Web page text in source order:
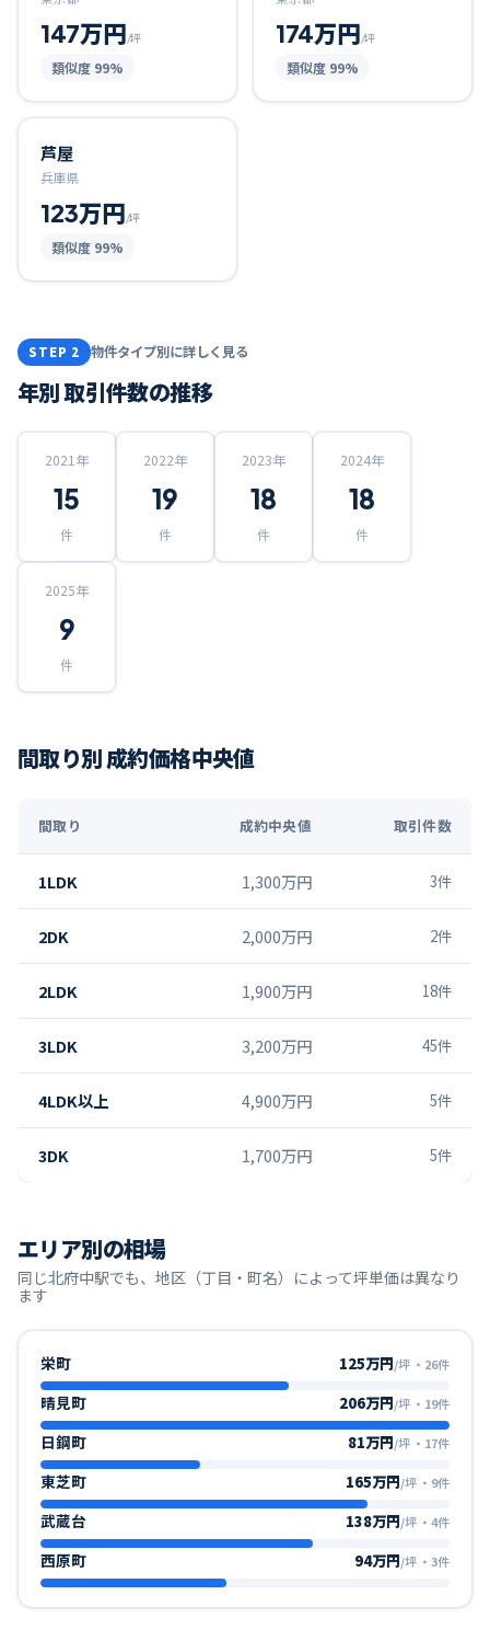
147万円/坪
類似度 99%
174万円/坪
類似度 99%
芦屋
兵庫県
123万円/坪
類似度 99%
STEP 2 物件タイプ別に詳しく見る
年別 取引件数の推移
2021 年
15
件
2022年
19
件
2023年
18
件
2024年
18
件
2025年
9
件
間取り別 成約価格中央値
間取り 成約中央値 取引件数
1LDK 1,300万円 3件
2DK 2,000万円 2件
2LDK 1,900万円 18件
3LDK 3,200万円 45件
4LDK以上 4,900万円 5件
3DK 1,700万円 5件
エリア別の相場
同じ北府中駅でも、地区（丁目・町名）によって坪単価は異なり
ます
栄町 125万円/坪 ・ 26件
晴見町 206万円/坪 ・ 19件
日鋼町 81万円/坪 ・ 17件
東芝町 165万円/坪 ・ 9件
武蔵台 138万円/坪 ・ 4件
西原町 94万円/坪 ・ 3件